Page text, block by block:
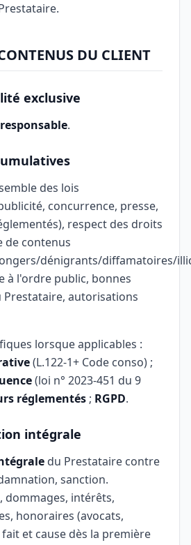
DU CLIENT
exclusive
.
des lois
concurrence, presse,
respect des droits
de contenus
dénigrants/diffamatoires/
à l'ordre public, bonnes
autorisations
lorsque applicables :
(L.122-1+ Code conso) ;
(loi n° 2023-451 du 9
réglementés ; RGPD.
intégrale
du Prestataire contre
sanction.
dommages, intérêts,
honoraires (avocats,
et cause dès la première